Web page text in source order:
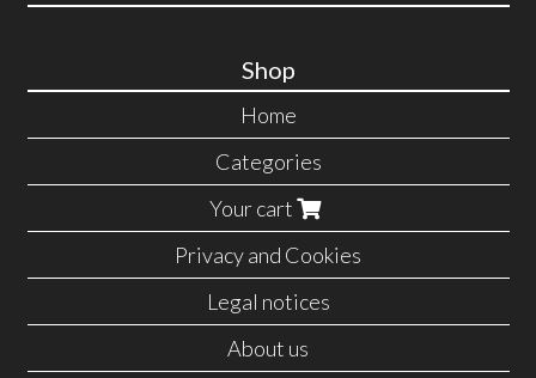
Shop
Home
Categories
Your cart
Privacy and Cookies
Legal notices
About us